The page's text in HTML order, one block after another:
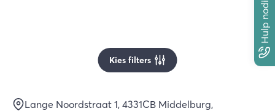
Hulp nodig?
Kies filters
Lange Noordstraat 1, 4331CB Middelburg,